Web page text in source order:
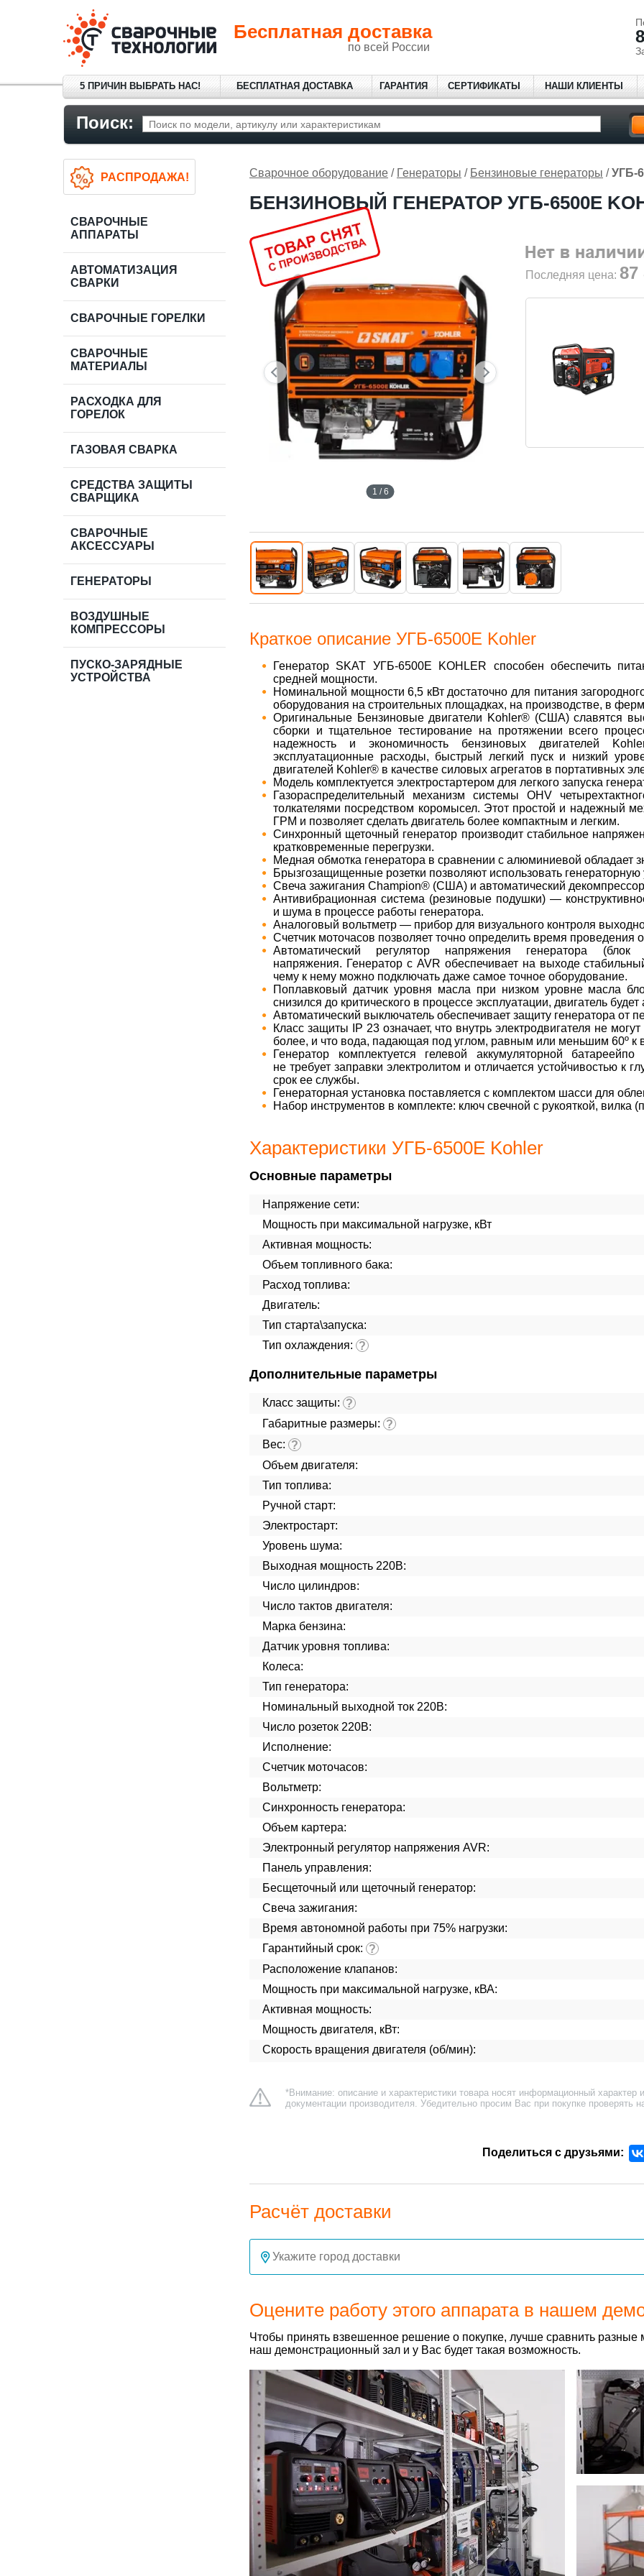
Бесплатная доставка
по всей России
5 ПРИЧИН ВЫБРАТЬ НАС! БЕСПЛАТНАЯ ДОСТАВКА ГАРАНТИЯ СЕРТИФИКАТЫ НАШИ КЛИЕНТЫ
Поиск:
Сварочное оборудование / Генераторы / Бензиновые генераторы /УГБ-
БЕНЗИНОВЫЙ ГЕНЕРАТОР УГБ-6500E
1 / 6
Последняя цена: 87
Краткое описание УГБ-6500E Kohler
Генератор SKAT УГБ-6500Е KOHLER способен обеспечить
средней мощности.
Номинальной мощности 6,5 кВт достаточно для питания
оборудования на строительных площадках, на производстве, в
Оригинальные Бензиновые двигатели Kohler® (США) славятся
сборки и тщательное тестирование на протяжении всего
надежность и экономичность бензиновых двигателей
эксплуатационные расходы, быстрый легкий пуск и низкий
двигателей Kohler® в качестве силовых агрегатов в портативных
Модель комплектуется электростартером для легкого запуска
Газораспределительный механизм системы OHV
толкателями посредством коромысел. Этот простой и надежный
ГРМ и позволяет сделать двигатель более компактным и легким.
Синхронный щеточный генератор производит стабильное
кратковременные перегрузки.
Медная обмотка генератора в сравнении с алюминиевой обладает
Брызгозащищенные розетки позволяют использовать
Свеча зажигания Champion® (США) и автоматический
Антивибрационная система (резиновые подушки) —
и шума в процессе работы генератора.
Аналоговый вольтметр — прибор для визуального контроля
Счетчик моточасов позволяет точно определить время проведения
Автоматический регулятор напряжения генератора
напряжения. Генератор с AVR обеспечивает на выходе
чему к нему можно подключать даже самое точное оборудование.
Поплавковый датчик уровня масла при низком уровне масла
снизился до критического в процессе эксплуатации, двигатель
Автоматический выключатель обеспечивает защиту генератора от
Класс защиты IP 23 означает, что внутрь электродвигателя не
более, и что вода, падающая под углом, равным или меньшим 60º к
Генератор комплектуется гелевой аккумуляторной
не требует заправки электролитом и отличается устойчивостью к
срок ее службы.
Генераторная установка поставляется с комплектом шасси для
Набор инструментов в комплекте: ключ свечной с рукояткой, вилка
Характеристики УГБ-6500E Kohler
Основные параметры
Напряжение сети:
Мощность при максимальной нагрузке, кВт
Активная мощность:
Объем топливного бака:
Расход топлива:
Двигатель:
Тип старта\запуска:
Тип охлаждения: ?
Дополнительные параметры
Класс защиты: ?
Габаритные размеры: ?
Вес: ?
Объем двигателя:
Тип топлива:
Ручной старт:
Электростарт:
Уровень шума:
Выходная мощность 220В:
Число цилиндров:
Число тактов двигателя:
Марка бензина:
Датчик уровня топлива:
Колеса:
Тип генератора:
Номинальный выходной ток 220В:
Число розеток 220В:
Исполнение:
Счетчик моточасов:
Вольтметр:
Синхронность генератора:
Объем картера:
Электронный регулятор напряжения AVR:
Панель управления:
Бесщеточный или щеточный генератор:
Свеча зажигания:
Время автономной работы при 75% нагрузки:
Гарантийный срок: ?
Расположение клапанов:
Мощность при максимальной нагрузке, кВА:
Активная мощность:
Мощность двигателя, кВт:
Скорость вращения двигателя (об/мин):
*Внимание: описание и характеристики товара носят информационный характер
документации производителя. Убедительно просим Вас при покупке проверять
Поделиться с друзьями:
Расчёт доставки
Оцените работу этого аппарата в нашем
Чтобы принять взвешенное решение о покупке, лучше сравнить
наш демонстрационный зал и у Вас будет такая возможность.
РАСПРОДАЖА!
СВАРОЧНЫЕ
АППАРАТЫ
АВТОМАТИЗАЦИЯ
СВАРКИ
СВАРОЧНЫЕ ГОРЕЛКИ
СВАРОЧНЫЕ
МАТЕРИАЛЫ
РАСХОДКА ДЛЯ
ГОРЕЛОК
ГАЗОВАЯ СВАРКА
СРЕДСТВА ЗАЩИТЫ
СВАРЩИКА
СВАРОЧНЫЕ
АКСЕССУАРЫ
ГЕНЕРАТОРЫ
ВОЗДУШНЫЕ
КОМПРЕССОРЫ
ПУСКО-ЗАРЯДНЫЕ
УСТРОЙСТВА